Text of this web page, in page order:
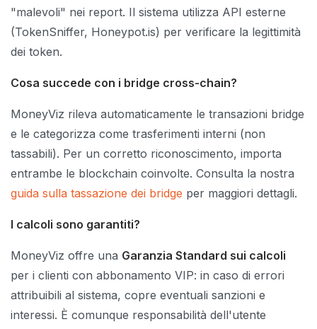
"malevoli" nei report. Il sistema utilizza API esterne
(TokenSniffer, Honeypot.is) per verificare la legittimità
dei token.
Cosa succede con i bridge cross-chain?
MoneyViz rileva automaticamente le transazioni bridge
e le categorizza come trasferimenti interni (non
tassabili). Per un corretto riconoscimento, importa
entrambe le blockchain coinvolte. Consulta la nostra
guida sulla tassazione dei bridge per maggiori dettagli.
I calcoli sono garantiti?
MoneyViz offre una Garanzia Standard sui calcoli
per i clienti con abbonamento VIP: in caso di errori
attribuibili al sistema, copre eventuali sanzioni e
interessi. È comunque responsabilità dell'utente